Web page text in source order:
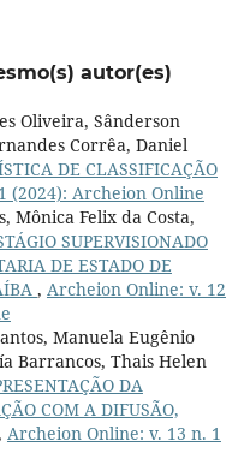
autor(es)
Oliveira, Sânderson
Corrêa, Daniel
DE CLASSIFICAÇÃO
(2024): Archeion Online
Mônica Felix da Costa,
SUPERVISIONADO
DE ESTADO DE
, Archeion Online: v. 12
Manuela Eugênio
Barrancos, Thais Helen
DA
COM A DIFUSÃO,
Archeion Online: v. 13 n. 1